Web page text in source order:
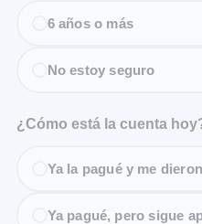
6 años o más
No estoy seguro
¿Cómo está la cuenta
Ya la pagué y me
Ya pagué, pero sigue